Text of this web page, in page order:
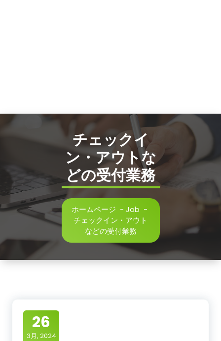
チェックイ
ン・アウトな
どの受付業務
ホームページ - Job -
チェックイン・アウト
などの受付業務
26
3月, 2024